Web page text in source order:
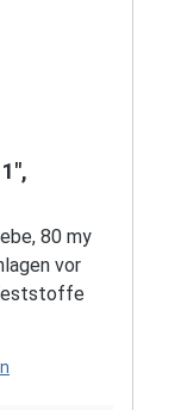
80 my
vor